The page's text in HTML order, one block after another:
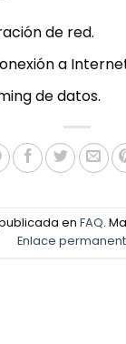
de red.
a
de datos.
en FAQ.
Enlace